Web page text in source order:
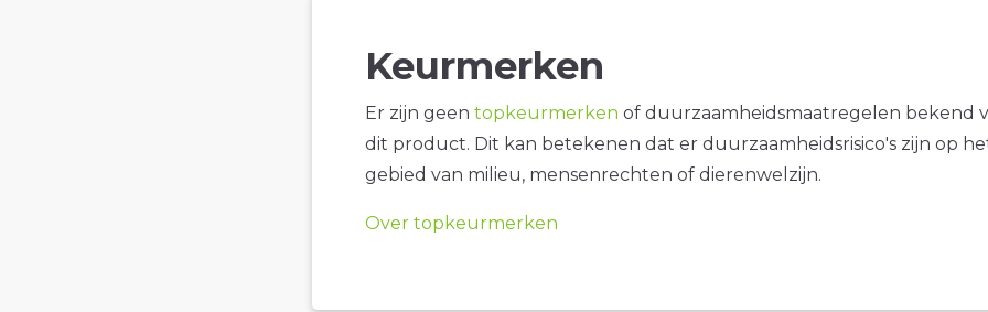
Keurmerken
Er zijn geen topkeurmerken of duurzaamheidsmaatregelen bekend
dit product. Dit kan betekenen dat er duurzaamheidsrisico's zijn op
gebied van milieu, mensenrechten of dierenwelzijn.
Over topkeurmerken